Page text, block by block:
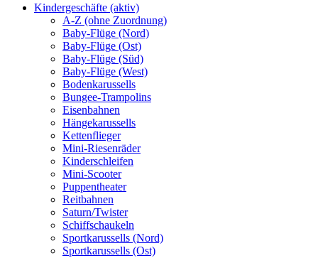
Kindergeschäfte (aktiv)
A-Z (ohne Zuordnung)
Baby-Flüge (Nord)
Baby-Flüge (Ost)
Baby-Flüge (Süd)
Baby-Flüge (West)
Bodenkarussells
Bungee-Trampolins
Eisenbahnen
Hängekarussells
Kettenflieger
Mini-Riesenräder
Kinderschleifen
Mini-Scooter
Puppentheater
Reitbahnen
Saturn/Twister
Schiffschaukeln
Sportkarussells (Nord)
Sportkarussells (Ost)